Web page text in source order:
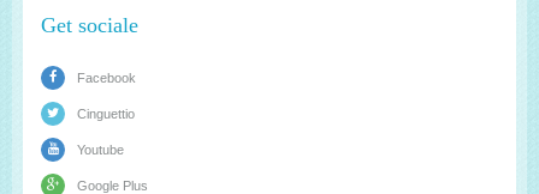
Get sociale
Facebook
Cinguettio
Youtube
Google Plus